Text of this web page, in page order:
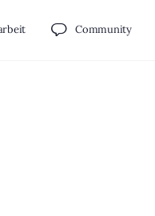
Community